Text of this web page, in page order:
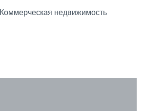
Коммерческая недвижимость